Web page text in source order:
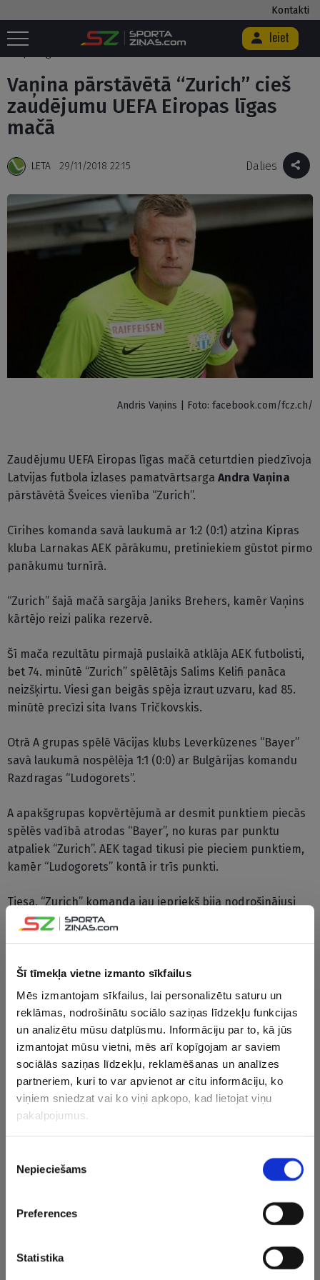
Šī tīmekļa vietne izmanto sīkfailus
Mēs izmantojam sīkfailus, lai personalizētu saturu un
reklāmas, nodrošinātu sociālo saziņas līdzekļu funkcijas
un analizētu mūsu datplūsmu. Informāciju par to, kā jūs
izmantojat mūsu vietni, mēs arī kopīgojam ar saviem
sociālās saziņas līdzekļu, reklamēšanas un analīzes
partneriem, kuri to var apvienot ar citu informāciju, ko
viņiem sniedzat vai ko viņi apkopo, kad lietojat viņu
pakalpojumus.
izvēle
Nepieciešams
Preferences
Statistika
Kontakti
Ieiet
Sākums / Vaņina pārstāvētā “Zurich” cieš zaudējumu UEFA
Vaņina pārstāvētā “Zurich” cieš
zaudējumu UEFA Eiropas līgas
mačā
LETA 29/11/2018 22:15 Dalies
Andris Vaņins | Foto: facebook.com/fcz.ch/
Zaudējumu UEFA Eiropas līgas mačā ceturtdien piedzīvoja
Latvijas futbola izlases pamatvārtsarga Andra Vaņina
pārstāvētā Šveices vienība “Zurich”.
Cīrihes komanda savā laukumā ar 1:2 (0:1) atzina Kipras
kluba Larnakas AEK pārākumu, pretiniekiem gūstot pirmo
panākumu turnīrā.
“Zurich” šajā mačā sargāja Janiks Brehers, kamēr Vaņins
kārtējo reizi palika rezervē.
Šī mača rezultātu pirmajā puslaikā atklāja AEK futbolisti,
bet 74. minūtē “Zurich” spēlētājs Salims Kelifi panāca
neizšķirtu. Viesi gan beigās spēja izraut uzvaru, kad 85.
minūtē precīzi sita Ivans Tričkovskis.
Otrā A grupas spēlē Vācijas klubs Leverkūzenes “Bayer”
savā laukumā nospēlēja 1:1 (0:0) ar Bulgārijas komandu
Razdragas “Ludogorets”.
A apakšgrupas kopvērtējumā ar desmit punktiem piecās
spēlēs vadībā atrodas “Bayer”, no kuras par punktu
atpaliek “Zurich”. AEK tagad tikusi pie pieciem punktiem,
kamēr “Ludogorets” kontā ir trīs punkti.
Tiesa, “Zurich” komanda jau iepriekš bija nodrošinājusi
vietu UEFA Eiropas līgas izslēgšanas turnīrā, bet
Vēlāk ceturtdien UEFA Eiropas līgā grupu turnīra spēli
aizvadīs arī Dāvja Ikaunieka pārstāvētā Čehijas komanda
“Jablonec”, kas K grupas cīņā savā laukumā uzņems
Francijas klubu “Stade Rennais”.
“Jablonec” savā grupā ar diviem punktiem četrās spēlēs ir
pēdējā vietā, kamēr Ukrainas klubs Kijevas “Dynamo”,
“Astana” no Kazahstānas un “Stade Rennais” iekrājušas
Pēc grupu turnīra, aizvadot divus apļus, divas labākās
komandas iekļūs izslēgšanas turnīrā. UEFA Eiropas līgas
fināls notiks 29. maijā Azerbaidžānas galvaspilsētā Baku.